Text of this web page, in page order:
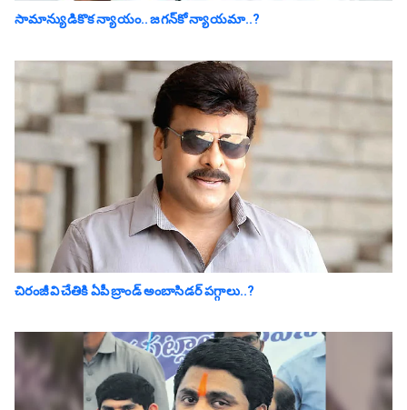
సామాన్యుడికొక న్యాయం.. జ‌గ‌న్‌కో న్యాయ‌మా..?
చిరంజీవి చేతికి ఏపీ బ్రాండ్ అంబాసిడర్ పగ్గాలు..?